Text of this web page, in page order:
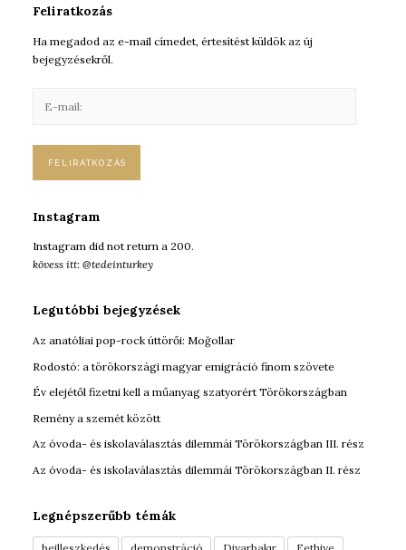
Feliratkozás
Ha megadod az e-mail címedet, értesítést küldök az új
bejegyzésekről.
Instagram
Instagram did not return a 200.
kövess itt: @tedeinturkey
Legutóbbi bejegyzések
Az anatóliai pop-rock úttörői: Moğollar
Rodostó: a törökországi magyar emigráció finom szövete
Év elejétől fizetni kell a műanyag szatyorért Törökországban
Remény a szemét között
Az óvoda- és iskolaválasztás dilemmái Törökországban III. rész
Az óvoda- és iskolaválasztás dilemmái Törökországban II. rész
Legnépszerűbb témák